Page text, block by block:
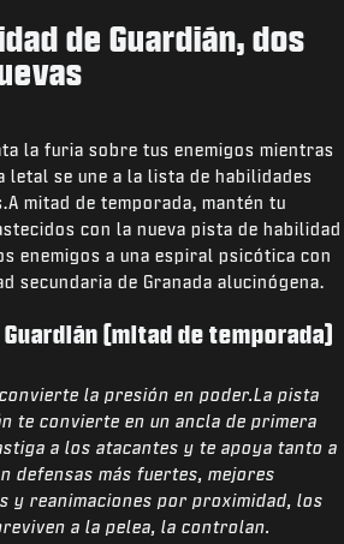
de Guardián, dos
la furia sobre tus enemigos mientras
letal se une a la lista de habilidades
mitad de temporada, mantén tu
con la nueva pista de habilidad
enemigos a una espiral psicótica con
secundaria de Granada alucinógena.
(mitad de temporada)
la presión en poder.La pista
te convierte en un ancla de primera
a los atacantes y te apoya tanto a
defensas más fuertes, mejores
y reanimaciones por proximidad, los
a la pelea, la controlan.